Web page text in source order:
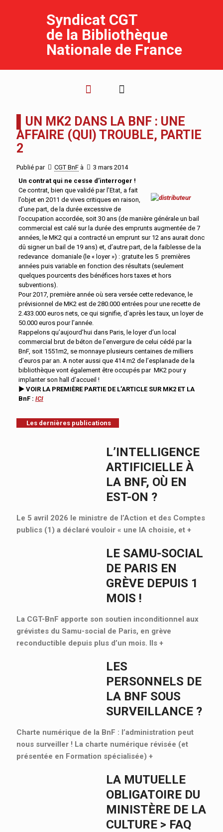
Syndicat CGT
de la Bibliothèque
Nationale de France
▌UN MK2 DANS LA BNF : UNE
AFFAIRE (QUI) TROUBLE, PARTIE
2
Publié par CGT BnF à
3 mars 2014
Un contrat qui ne cesse d’interroger !
Ce contrat, bien que validé par l’Etat, a fait
l’objet en 2011 de vives critiques en raison,
d’une part, de la durée excessive de
l’occupation accordée, soit 30 ans (de manière générale un bail
commercial est calé sur la durée des emprunts augmentée de 7
années, le MK2 qui a contracté un emprunt sur 12 ans aurait donc
dû signer un bail de 19 ans) et, d’autre part, de la faiblesse de la
redevance domaniale (le « loyer ») : gratuite les 5 premières
années puis variable en fonction des résultats (seulement
quelques pourcents des bénéfices hors taxes et hors
subventions).
Pour 2017, première année où sera versée cette redevance, le
prévisionnel de MK2 est de 280.000 entrées pour une recette de
2.433.000 euros nets, ce qui signifie, d’après les taux, un loyer de
50.000 euros pour l’année.
Rappelons qu’aujourd’hui dans Paris, le loyer d’un local
commercial brut de béton de l’envergure de celui cédé par la
BnF, soit 1551m2, se monnaye plusieurs centaines de milliers
d’euros par an. A noter aussi que 414 m2 de l’esplanade de la
bibliothèque vont également être occupés par MK2 pour y
implanter son hall d’accueil !
►VOIR LA PREMIÈRE PARTIE DE L’ARTICLE SUR MK2 ET LA
BnF : ICI
Les dernières publications
L’INTELLIGENCE
ARTIFICIELLE À
LA BNF, OÙ EN
EST-ON ?
Le 5 avril 2026 le ministre de l’Action et des Comptes
publics (1) a déclaré vouloir « une IA choisie, et +
LE SAMU-SOCIAL
DE PARIS EN
GRÈVE DEPUIS 1
MOIS !
La CGT-BnF apporte son soutien inconditionnel aux
grévistes du Samu-social de Paris, en grève
reconductible depuis plus d’un mois. Ils +
LES
PERSONNELS DE
LA BNF SOUS
SURVEILLANCE ?
Charte numérique de la BnF : l’administration peut
nous surveiller ! La charte numérique révisée (et
présentée en Formation spécialisée) +
LA MUTUELLE
OBLIGATOIRE DU
MINISTÈRE DE LA
CULTURE > FAQ